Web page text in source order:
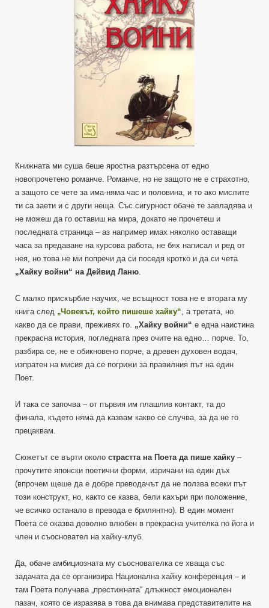
Книжната ми суша беше яростна разтърсена от едно
новопрочетено романче. Романче, но не защото не е страхотно,
а защото се чете за има-няма час и половина, и то ако мислите
ти са заети и с други неща. Със сигурност обаче те завладява и
не можеш да го оставиш на мира, докато не прочетеш и
последната страница – аз например имах няколко оставащи
часа за предаване на курсова работа, не бях написал и ред от
нея, но това не ми попречи да си поседя кротко и да си чета
„Хайку войни“ на Дейвид Ланю
С малко прискърбие научих, че всъщност това не е втората му
книга след „Човекът, който пишеше хайку“ , а третата, но
какво да се прави, преживях го. „Хайку войни“ е една наистина
прекрасна история, погледната през очите на едно… порче. То,
разбира се, не е обикновено порче, а древен духовен водач,
изпратен на мисия да се погрижи за правилния път на един
Поет.
И така се започва – от първия им плашлив контакт, та до
финала, където няма да казвам какво се случва, за да не го
прецаквам.
Сюжетът се върти около страстта на Поета да пише хайку –
прочутите японски поетични форми, изричани на един дъх
(впрочем щеше да е добре преводачът да не ползва всеки път
този конструкт, но, както се казва, бели кахъри при положение,
че всичко останало в превода е брилянтно). В един момент
Поета се оказва доволно влюбен в прекрасна учителка по йога и
член и съосновател на хайку-клуб.
Да, обаче амбициозната му съоснователка се хваща със
задачата да се организира Национална хайку конференция – и
там Поета получава „престижната“ длъжност емоционален
пазач, която се изразява в това да внимава представителите на